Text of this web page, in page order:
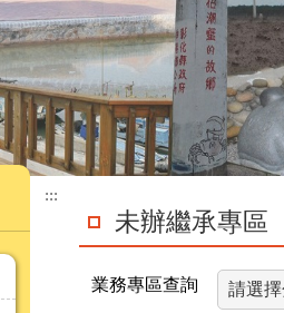
:::
未辦繼承專區
業務專區查詢